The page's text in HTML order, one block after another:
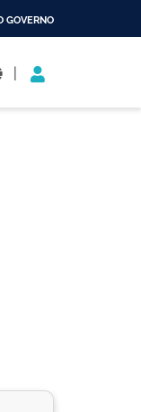
GOVERNO
|